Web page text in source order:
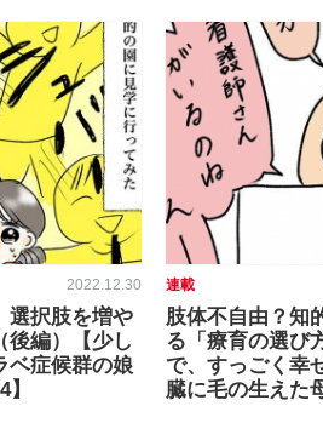
2022.12.30
選択肢を増や
後編）【少し
ベ症候群の娘
連載
肢体不自由？知
る「療育の選び
で、すっごく幸
臓に毛の生えた